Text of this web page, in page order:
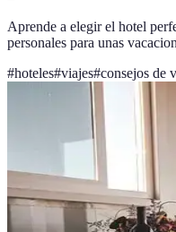
Aprende a elegir el hotel
personales para unas
#hoteles#viajes#consejos de